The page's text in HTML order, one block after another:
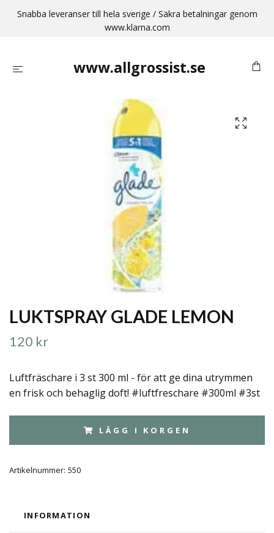
Snabba leveranser till hela sverige / Säkra betalningar genom
www.klarna.com
www.allgrossist.se
LUKTSPRAY GLADE LEMON
120 kr
Luftfräschare i 3 st 300 ml - för att ge dina utrymmen
en frisk och behaglig doft! #luftfreschare #300ml #3st
LÄGG I KORGEN
Artikelnummer: 550
INFORMATION